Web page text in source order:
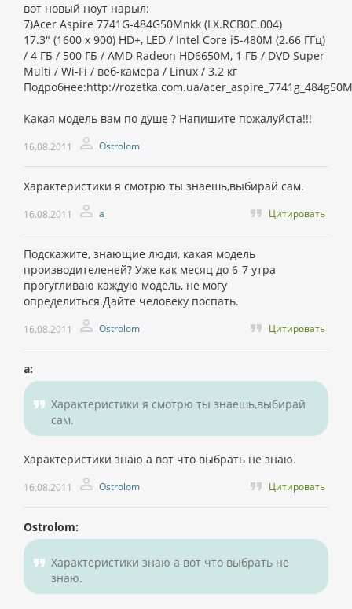
вот новый ноут нарыл:
7)Acer Aspire 7741G-484G50Mnkk (LX.RCB0C.004)
17.3" (1600 х 900) HD+, LED / Intel Core i5-480M (2.66 ГГц)
/ 4 ГБ / 500 ГБ / AMD Radeon HD6650M, 1 ГБ / DVD Super
Multi / Wi-Fi / веб-камера / Linux / 3.2 кг
Подробнее:http://rozetka.com.ua/
Какая модель вам по душе ? Напишите пожалуйста!!!
16.08.2011 Ostrolom
Характеристики я смотрю ты знаешь,выбирай сам.
16.08.2011 а Цитировать
Подскажите, знающие люди, какая модель
производителеней? Уже как месяц до 6-7 утра
прогугливаю каждую модель, не могу
определиться.Дайте человеку поспать.
16.08.2011 Ostrolom Цитировать
а:
Характеристики я смотрю ты знаешь,выбирай
сам.
Характеристики знаю а вот что выбрать не знаю.
16.08.2011 Ostrolom Цитировать
Ostrolom:
Характеристики знаю а вот что выбрать не
знаю.